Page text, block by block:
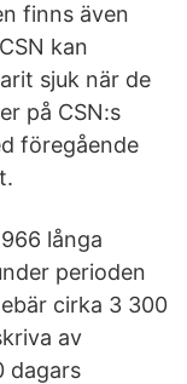
finns även
kan
sjuk när de
på CSN:s
föregående
långa
perioden
cirka 3 300
av
dagars